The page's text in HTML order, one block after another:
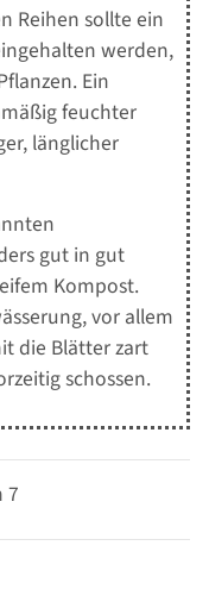
Reihen sollte ein
werden,
Ein
feuchter
länglicher
gut in gut
Kompost.
vor allem
die Blätter zart
schossen.
7